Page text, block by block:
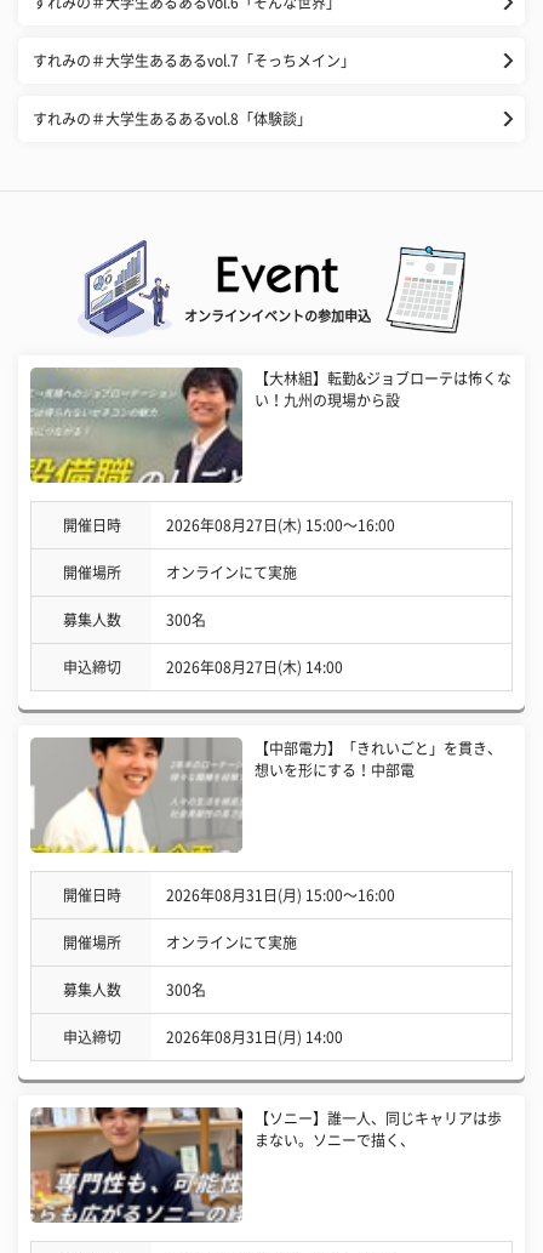
すれみの＃大学生あるあるvol.7「そっちメイン」
すれみの＃大学生あるあるvol.8「体験談」
オンラインイベントの参加申込
【大林組】転勤&ジョブローテは怖くな
い！九州の現場から設
開催日時 2026年08月27日(木) 15:00〜16:00
開催場所 オンラインにて実施
募集人数 300名
申込締切 2026年08月27日(木) 14:00
【中部電力】「きれいごと」を貫き、
想いを形にする！中部電
開催日時 2026年08月31日(月) 15:00〜16:00
開催場所 オンラインにて実施
募集人数 300名
申込締切 2026年08月31日(月) 14:00
【ソニー】誰一人、同じキャリアは歩
まない。ソニーで描く、